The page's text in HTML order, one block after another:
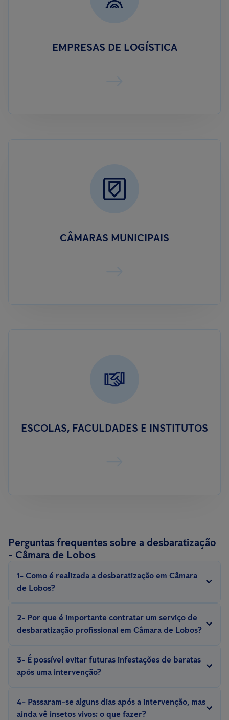
EMPRESAS DE LOGÍSTICA
CÂMARAS MUNICIPAIS
ESCOLAS, FACULDADES E INSTITUTOS
Perguntas frequentes sobre a desbaratização
- Câmara de Lobos
1- Como é realizada a desbaratização em Câmara
de Lobos?
especializados, com iscos, armadilhas, repelentes, inseticidas,
2- Por que é importante contratar um serviço de
desbaratização profissional em Câmara de Lobos?
um técnico experiente conhece o comportamento e a biologia
3- É possível evitar futuras infestações de baratas
após uma intervenção?
de medidas preventivas, como a adequada manutenção do
4- Passaram-se alguns dias após a intervenção, mas
ainda vê insetos vivos: o que fazer?